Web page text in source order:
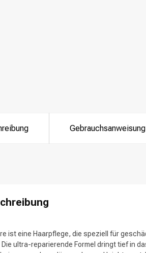
Gebrauchsanweisung
ist eine Haarpflege, die speziell für
ultra-reparierende Formel dringt tief in